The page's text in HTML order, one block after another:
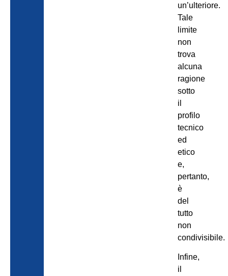
un’ulteriore.
Tale
limite
non
trova
alcuna
ragione
sotto
il
profilo
tecnico
ed
etico
e,
pertanto,
è
del
tutto
non
condivisibile.
Infine,
il